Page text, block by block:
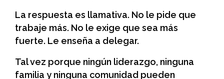
La respuesta es llamativa. No le pide que
trabaje más. No le exige que sea más
fuerte. Le enseña a delegar.
Tal vez porque ningún liderazgo, ninguna
familia y ninguna comunidad pueden